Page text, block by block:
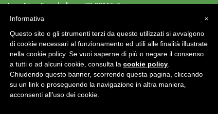
L.go Nino Franchellucci, 73 00155 Roma
Tel: 06.439841 - Fax: 06.43984320
C.F.: 97029170582
Area Riservata 2.0
×
Informativa
Questo sito o gli strumenti terzi da questo utilizzati si avvalgono
di cookie necessari al funzionamento ed utili alle finalità illustrate
nella cookie policy. Se vuoi saperne di più o negare il consenso
a tutti o ad alcuni cookie, consulta la cookie policy
Chiudendo questo banner, scorrendo questa pagina, cliccando
su un link o proseguendo la navigazione in altra maniera,
acconsenti all’uso dei cookie.